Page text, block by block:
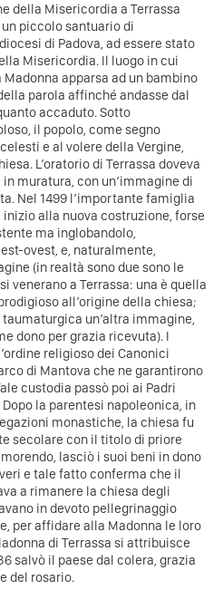
della Misericordia a Terrassa
un piccolo santuario di
di Padova, ad essere stato
Misericordia. Il luogo in cui
apparsa ad un bambino
parola affinché andasse dal
accaduto. Sotto
il popolo, come segno
e al volere della Vergine,
L’oratorio di Terrassa doveva
muratura, con un’immagine di
Nel 1499 l’importante famiglia
alla nuova costruzione, forse
ma inglobandolo,
ovest, e, naturalmente,
(in realtà sono due sono le
venerano a Terrassa: una è quella
all’origine della chiesa;
un’altra immagine,
dono per grazia ricevuta). I
religioso dei Canonici
di Mantova che ne garantirono
custodia passò poi ai Padri
la parentesi napoleonica, in
monastiche, la chiesa fu
secolare con il titolo di priore
lasciò i suoi beni in dono
e tale fatto conferma che il
a rimanere la chiesa degli
in devoto pellegrinaggio
per affidare alla Madonna le loro
di Terrassa si attribuisce
salvò il paese dal colera, grazia
del rosario.